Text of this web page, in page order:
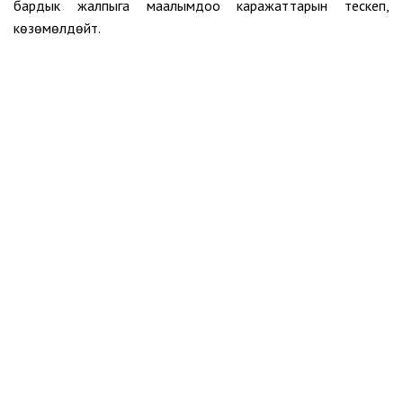
бардык жалпыга маалымдоо каражаттарын тескеп,
көзөмөлдөйт.